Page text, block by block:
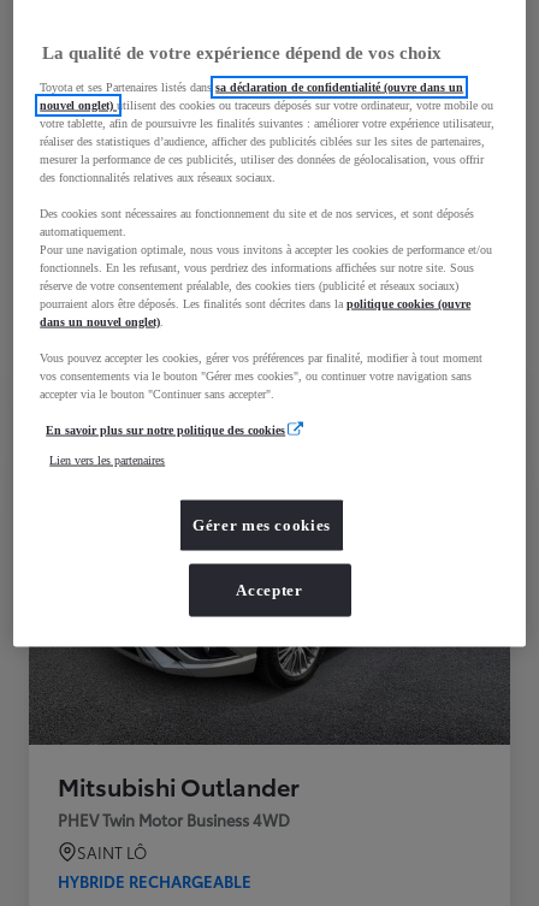
Dépôt de réservation de seulement 1€,
systématiquement restitué
Livraison en concession ou près de chez vous
Financement personnalisable et accord de principe
immédiat
Devis d’assurance simple et rapide
Mitsubishi Outlander
PHEV Twin Motor Business 4WD
SAINT LÔ
HYBRIDE RECHARGEABLE
La qualité de votre expérience dépend de vos choix
Toyota et ses Partenaires listés danssa déclaration de confidentialité (ouvre dans un
nouvel onglet)utilisent des cookies ou traceurs déposés sur votre ordinateur, votre mobile ou
votre tablette, afin de poursuivre les finalités suivantes : améliorer votre expérience utilisateur,
réaliser des statistiques d’audience, afficher des publicités ciblées sur les sites de partenaires,
mesurer la performance de ces publicités, utiliser des données de géolocalisation, vous offrir
des fonctionnalités relatives aux réseaux sociaux.
Des cookies sont nécessaires au fonctionnement du site et de nos services, et sont déposés
automatiquement.
Pour une navigation optimale, nous vous invitons à accepter les cookies de performance et/ou
fonctionnels. En les refusant, vous perdriez des informations affichées sur notre site. Sous
réserve de votre consentement préalable, des cookies tiers (publicité et réseaux sociaux)
pourraient alors être déposés. Les finalités sont décrites dans lapolitique cookies (ouvre
dans un nouvel onglet)
Vous pouvez accepter les cookies, gérer vos préférences par finalité, modifier à tout moment
vos consentements via le bouton "Gérer mes cookies", ou continuer votre navigation sans
accepter via le bouton "Continuer sans accepter".
En savoir plus sur notre politique des cookies
Lien vers les partenaires
Gérer mes cookies
Accepter